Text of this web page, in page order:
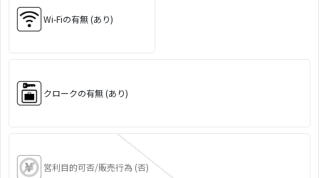
Wi-Fiの有無 (あり)
クロークの有無 (あり)
営利目的可否/販売行為 (否)